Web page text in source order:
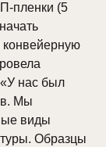
пленки (5
конвейерную
нас был
Мы
виды
Образцы